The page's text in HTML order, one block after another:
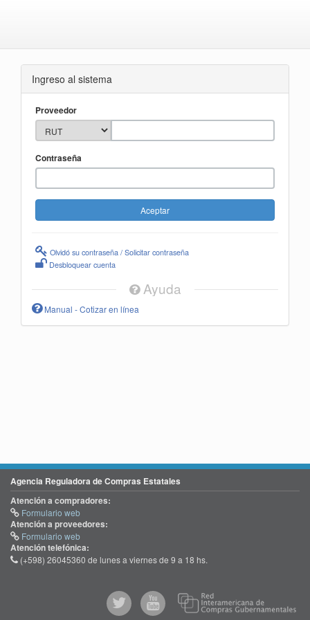
Ingreso al sistema
Proveedor
Contraseña
Olvidó su contraseña / Solicitar contraseña
Desbloquear cuenta
Ayuda
Manual - Cotizar en línea
Agencia Reguladora de Compras Estatales
Atención a compradores:
Formulario web
Atención a proveedores:
Formulario web
Atención telefónica:
(+598) 26045360 de lunes a viernes de 9 a 18 hs.
@comprasgubuy
ACCE